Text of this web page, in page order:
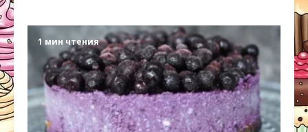
1 мин чтения